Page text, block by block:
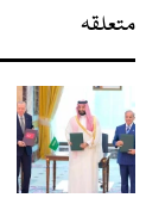
متعلقہ